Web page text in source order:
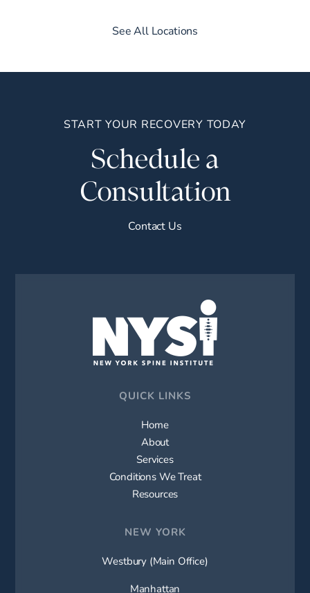
See All Locations
START YOUR RECOVERY TODAY
Schedule a
Consultation
Contact Us
QUICK LINKS
Home
About
Services
Conditions We Treat
Resources
NEW YORK
Westbury (Main Office)
Manhattan